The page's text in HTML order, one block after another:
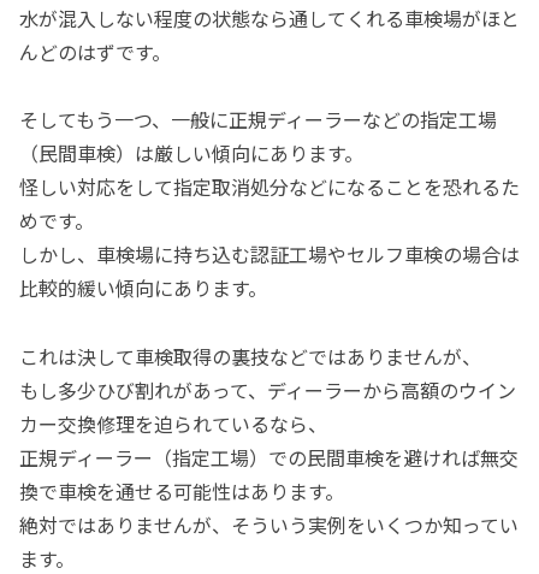
水が混入しない程度の状態なら通してくれる車検場がほと
んどのはずです。
そしてもう一つ、一般に正規ディーラーなどの指定工場
（民間車検）は厳しい傾向にあります。
怪しい対応をして指定取消処分などになることを恐れるた
めです。
しかし、車検場に持ち込む認証工場やセルフ車検の場合は
比較的緩い傾向にあります。
これは決して車検取得の裏技などではありませんが、
もし多少ひび割れがあって、ディーラーから高額のウイン
カー交換修理を迫られているなら、
正規ディーラー（指定工場）での民間車検を避ければ無交
換で車検を通せる可能性はあります。
絶対ではありませんが、そういう実例をいくつか知ってい
ます。